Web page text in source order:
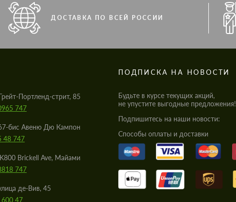
ДОСТАВКА ПО ВСЕЙ РОССИИ
Портленд-стрит, 85
747
бис Авеню Дю Кампон
48 747
Brickell Ave, Майами
747
де-Вив, 45
47
ПОДПИСКА НА НОВОСТИ
Будьте в курсе текущих акций,
не упустите выгодные предложения!
Подпишитесь на наши новости:
Cпособы оплаты и доставки